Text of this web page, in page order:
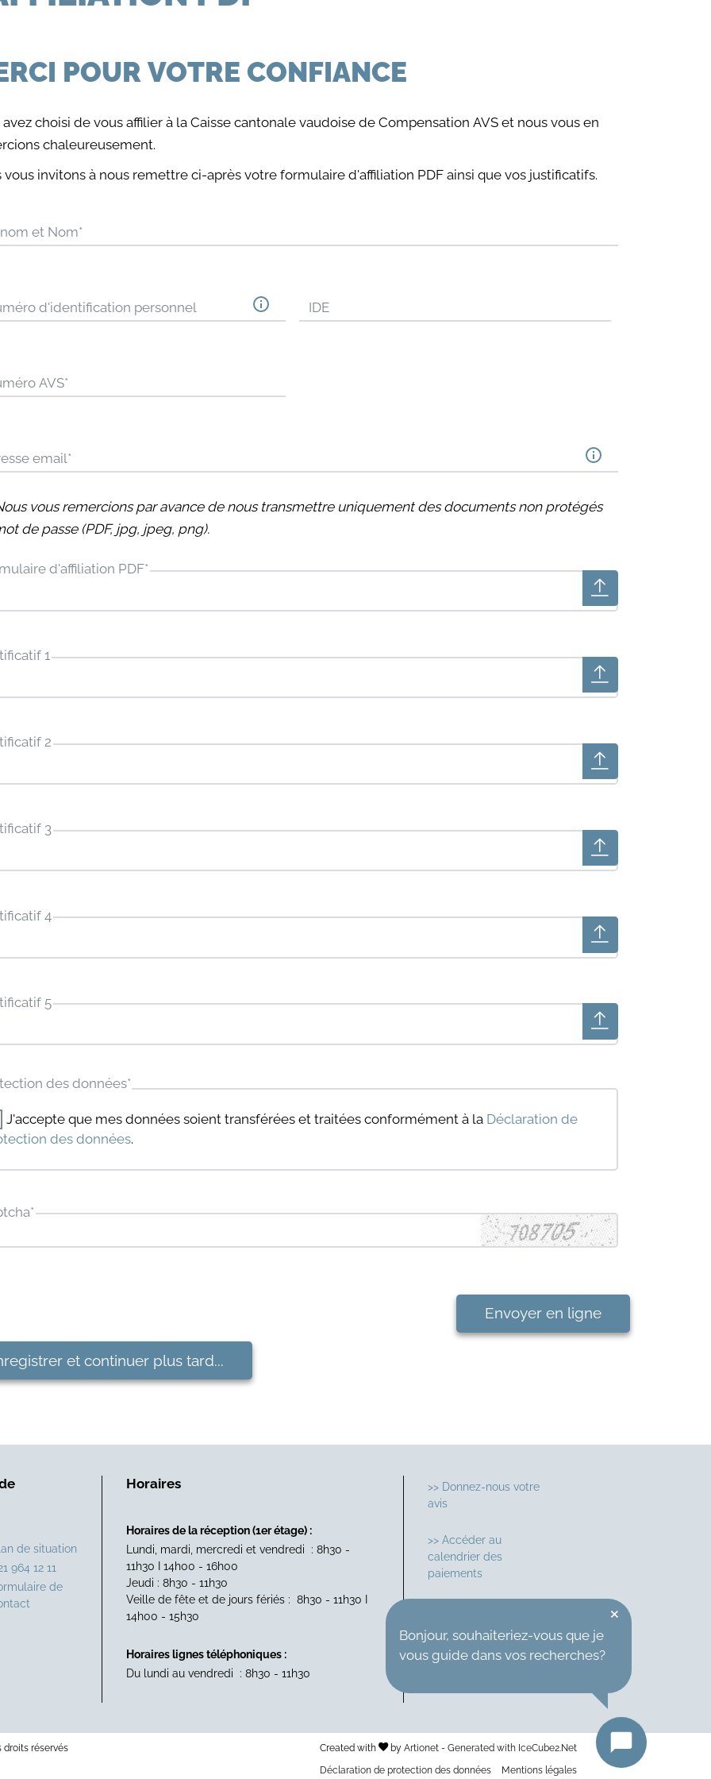
POUR VOTRE CONFIANCE
avez choisi de vous affilier à la Caisse cantonale vaudoise de Compensation AVS et nous vous en
chaleureusement.
vous invitons à nous remettre ci-après votre formulaire d'affiliation PDF ainsi que vos justificatifs.
et Nom*
d'identification personnel
AVS*
IDE
email*
vous remercions par avance de nous transmettre uniquement des documents non protégés
de passe (PDF, jpg, jpeg, png).
d'affiliation PDF*
1
2
3
4
5
des données*
J'accepte que mes données soient transférées et traitées conformément à la Déclaration de
des données.
*
et continuer plus tard...
Envoyer en ligne
de situation
964 12 11
de
Horaires
Horaires de la réception (1er étage) :
Lundi, mardi, mercredi et vendredi : 8h30 -
11h30 I 14h00 - 16h00
Jeudi : 8h30 - 11h30
Veille de fête et de jours fériés : 8h30 - 11h30 I
14h00 - 15h30
Horaires lignes téléphoniques :
Du lundi au vendredi : 8h30 - 11h30
>> Donnez-nous votre
avis
>> Accéder au
calendrier des
paiements
droits réservés Created with by Artionet- Generated with IceCube2.Net
Déclaration de protection des données
Mentions légales
Bonjour, souhaiteriez-vous que je
vous guide dans vos recherches?
×